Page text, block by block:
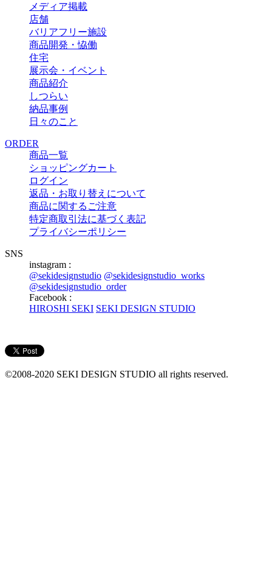
メディア掲載
店舗
バリアフリー施設
商品開発・恊働
住宅
展示会・イベント
商品紹介
しつらい
納品事例
日々のこと
ORDER
商品一覧
ショッピングカート
ログイン
返品・お取り替えについて
商品に関するご注意
特定商取引法に基づく表記
プライバシーポリシー
SNS
instagram :
@sekidesignstudio @sekidesignstudio_works
@sekidesignstudio_order
Facebook :
HIROSHI SEKI SEKI DESIGN STUDIO
©2008-2020 SEKI DESIGN STUDIO all rights reserved.